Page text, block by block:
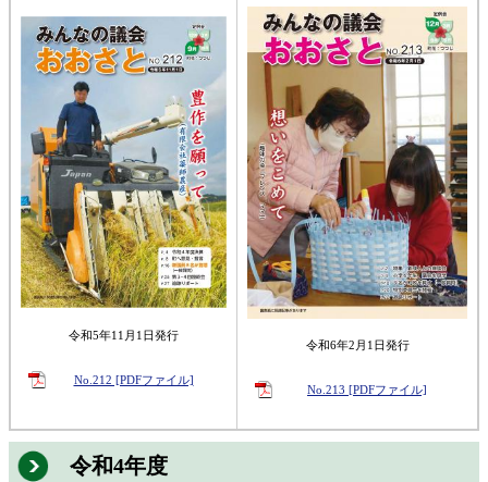
令和5年11月1日発行
No.212 [PDFファイル]
令和6年2月1日発行
No.213 [PDFファイル]
令和4年度